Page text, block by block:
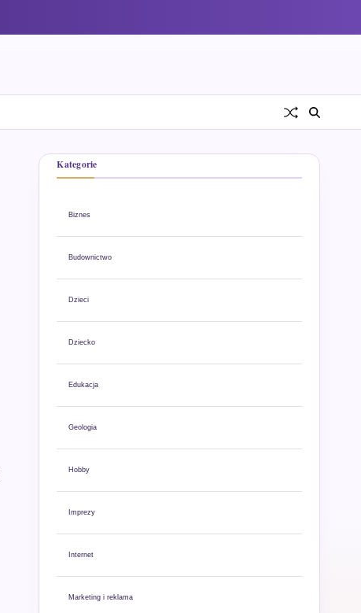
Kategorie
Biznes
Budownictwo
Dzieci
Dziecko
Edukacja
Geologia
Hobby
Imprezy
Internet
Marketing i reklama